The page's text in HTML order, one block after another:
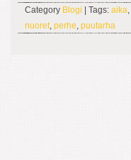
Category Blogi | Tags: aika,
nuoret, perhe, puutarha